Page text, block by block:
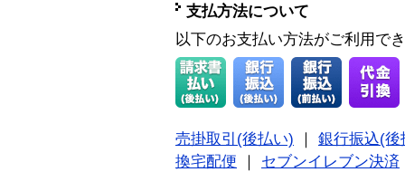
支払方法について
以下のお支払い方法がご利用で
売掛取引(後払い)
銀行振込(後
換宅配便
セブンイレブン決済